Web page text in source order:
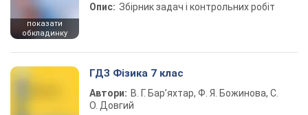
показати
обкладинку
Опис: Збірник задач і контрольних робіт
ГДЗ Фізика 7 клас
Автори: В. Г. Бар’яхтар, Ф. Я. Божинова, С.
О. Довгий